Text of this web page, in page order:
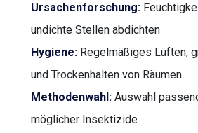
Ursachenforschung:
undichte Stellen abdichten
Hygiene: Regelmäßiges Lüften,
und Trockenhalten von Räumen
Methodenwahl: Auswahl
möglicher Insektizide